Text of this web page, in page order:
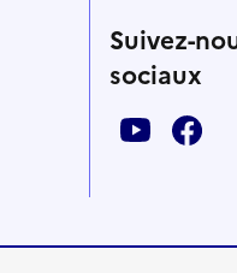
Suivez-
sociaux